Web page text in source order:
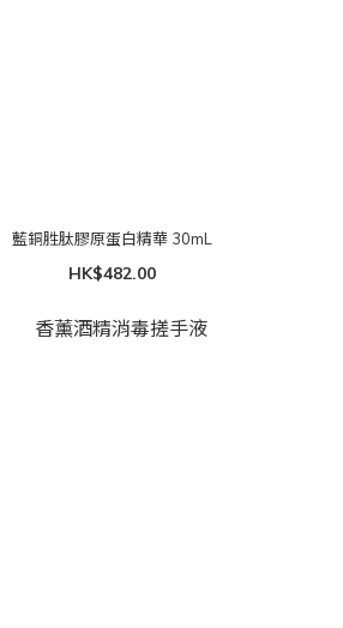
藍銅胜肽膠原蛋白精華 30mL
HK$482.00